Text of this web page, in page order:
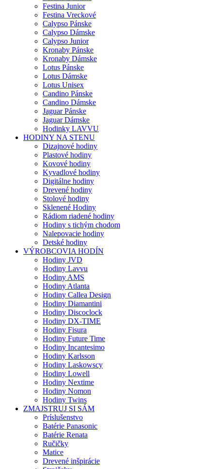
Festina Junior
Festina Vreckové
Calypso Pánske
Calypso Dámske
Calypso Junior
Kronaby Pánske
Kronaby Dámske
Lotus Pánske
Lotus Dámske
Lotus Unisex
Candino Pánske
Candino Dámske
Jaguar Pánske
Jaguar Dámske
Hodinky LAVVU
HODINY NA STENU
Dizajnové hodiny
Plastové hodiny
Kovové hodiny
Kyvadlové hodiny
Digitálne hodiny
Drevené hodiny
Stolové hodiny
Sklenené Hodiny
Rádiom riadené hodiny
Hodiny s tichým chodom
Nalepovacie hodiny
Detské hodiny
VÝROBCOVIA HODÍN
Hodiny JVD
Hodiny Lavvu
Hodiny AMS
Hodiny Atlanta
Hodiny Callea Design
Hodiny Diamantini
Hodiny Discoclock
Hodiny DX-TIME
Hodiny Fisura
Hodiny Future Time
Hodiny Incantesimo
Hodiny Karlsson
Hodiny Laskowscy
Hodiny Lowell
Hodiny Nextime
Hodiny Nomon
Hodiny Twins
ZMAJSTRUJ SI SÁM
Príslušenstvo
Batérie Panasonic
Batérie Renata
Ručičky
Matice
Drevené inšpirácie